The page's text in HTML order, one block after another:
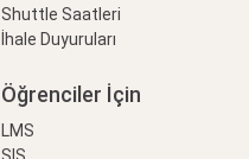
Shuttle Saatleri
İhale Duyuruları
Öğrenciler İçin
LMS
SIS